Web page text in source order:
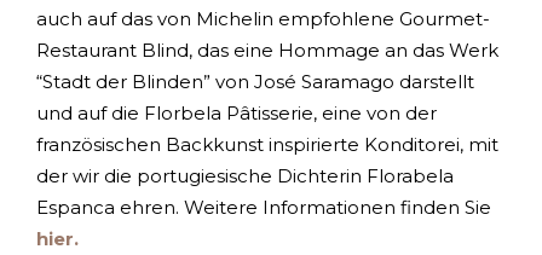
auch auf das von Michelin empfohlene Gourmet-
Restaurant Blind, das eine Hommage an das Werk
“Stadt der Blinden” von José Saramago darstellt
und auf die Florbela Pâtisserie, eine von der
französischen Backkunst inspirierte Konditorei, mit
der wir die portugiesische Dichterin Florabela
Espanca ehren. Weitere Informationen finden Sie
hier.